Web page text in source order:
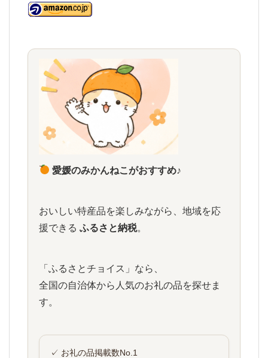
愛媛のみかんねこがおすすめ♪
おいしい特産品を楽しみながら、地域を応
援できる ふるさと納税。
「ふるさとチョイス」なら、
全国の自治体から人気のお礼の品を探せま
す。
✓ お礼の品掲載数No.1